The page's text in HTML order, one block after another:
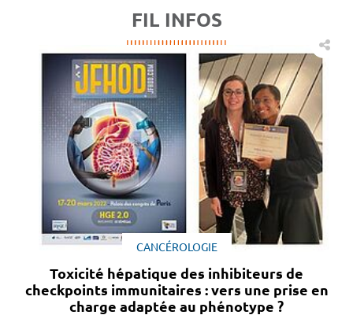
FIL INFOS
CANCÉROLOGIE
Toxicité hépatique des inhibiteurs de
checkpoints immunitaires : vers une prise en
charge adaptée au phénotype ?